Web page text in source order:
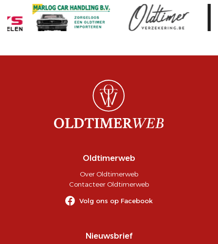
Oldtimerweb
Over Oldtimerweb
Contacteer Oldtimerweb
Volg ons op Facebook
Nieuwsbrief